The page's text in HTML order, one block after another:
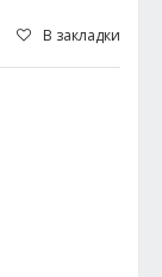
В закладки